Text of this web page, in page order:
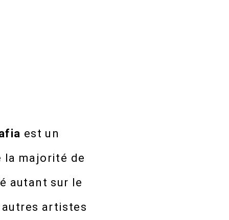
est un
la majorité de
autant sur le
autres artistes